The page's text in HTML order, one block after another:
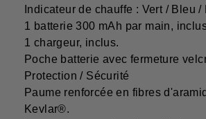
Indicateur de chauffe : Vert / Bleu /
1 batterie 300 mAh par main,
1 chargeur, inclus.
Poche batterie avec fermeture
Protection / Sécurité
Paume renforcée en fibres
Kevlar®.